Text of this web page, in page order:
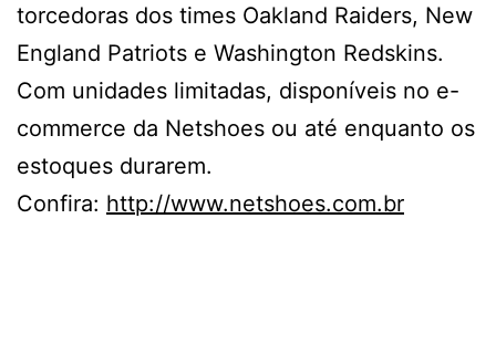
torcedoras dos times Oakland Raiders, New
England Patriots e Washington Redskins.
Com unidades limitadas, disponíveis no e-
commerce da Netshoes ou até enquanto os
estoques durarem.
Confira: http://www.netshoes.com.br